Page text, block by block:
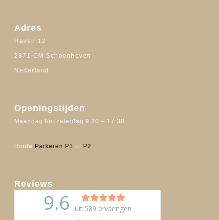
Adres
Haven 12
2871 CM Schoonhoven
Nederland
Openingstijden
Maandag t/m zaterdag 9:30 – 17:30
Route Parkeren P1 of P2
Reviews